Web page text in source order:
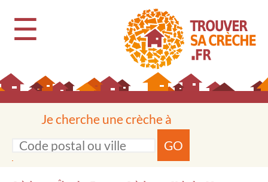
☰
Je cherche une crèche à
GO